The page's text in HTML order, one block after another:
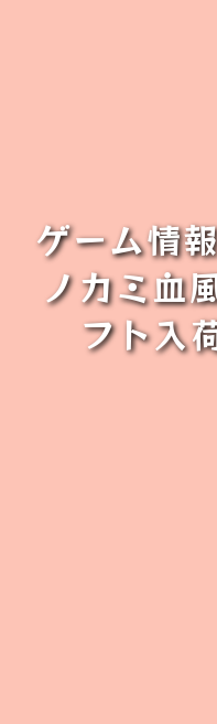
ゲーム情
ノカミ血
フト入